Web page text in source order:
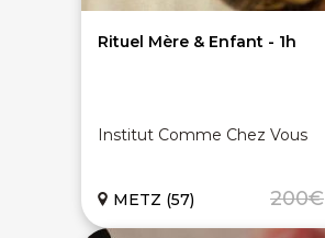
Rituel Mère & Enfant - 1h
Institut Comme Chez Vous
200€
METZ (57)